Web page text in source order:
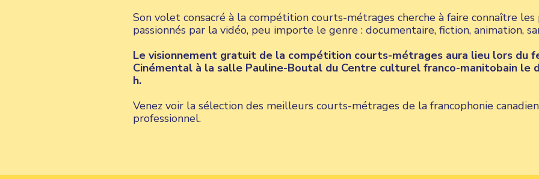
Son volet consacré à la compétition courts-métrages cherche à faire connaître
passionnés par la vidéo, peu importe le genre : documentaire, fiction, animation,
Le visionnement gratuit de la compétition courts-métrages aura lieu lors du
Cinémental à la salle Pauline-Boutal du Centre culturel franco-manitobain le
h.
Venez voir la sélection des meilleurs courts-métrages de la francophonie
professionnel.